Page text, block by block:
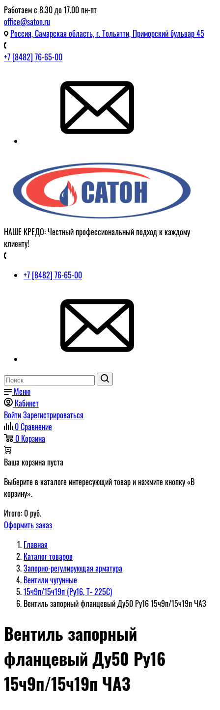
Работаем с 8.30 до 17.00 пн-пт
office@saton.ru
Россия, Самарская область, г. Тольятти, Приморский бульвар 45
+7 [8482] 76-65-00
НАШЕ КРЕДО: Честный профессиональный подход к каждому
клиенту!
+7 [8482] 76-65-00
Меню
Кабинет
ВойтиЗарегистрироваться
0Сравнение
0 Корзина
Ваша корзина пуста
Выберите в каталоге интересующий товар и нажмите кнопку «В
корзину».
Итого: 0руб.
Оформить заказ
Главная
Каталог товаров
Запорно-регулирующая арматура
Вентили чугунные
15ч9п/15ч19п (Ру16, Т- 225С)
Вентиль запорный фланцевый Ду50 Ру16 15ч9п/15ч19п ЧАЗ
Вентиль запорный
фланцевый Ду50 Ру16
15ч9п/15ч19п ЧАЗ